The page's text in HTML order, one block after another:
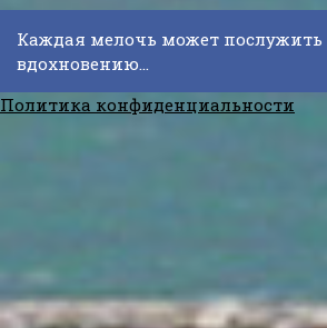
Каждая мелочь может послужить
вдохновению...
Политика конфиденциальности